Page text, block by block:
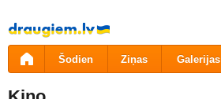
Pāriet
uz
saturu
Šodien Ziņas Galerijas